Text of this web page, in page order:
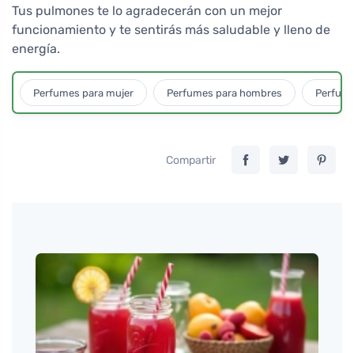
Tus pulmones te lo agradecerán con un mejor
funcionamiento y te sentirás más saludable y lleno de
energía.
Perfumes para mujer Perfumes para hombres
Compartir